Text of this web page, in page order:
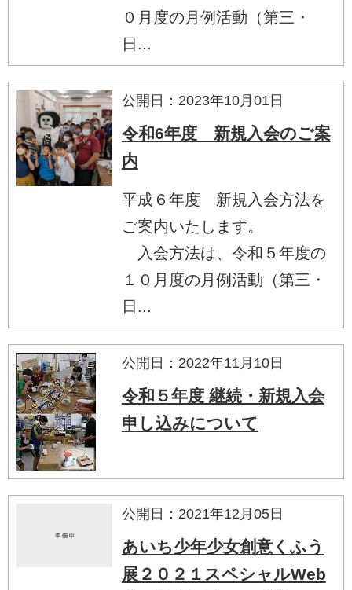
０月度の月例活動（第三・
日...
公開日：2023年10月01日
令和6年度 新規入会のご案
内
平成６年度 新規入会方法を
ご案内いたします。
入会方法は、令和５年度の
１０月度の月例活動（第三・
日...
公開日：2022年11月10日
令和５年度 継続・新規入会
申し込みについて
公開日：2021年12月05日
あいち少年少女創意くふう
展２０２１スペシャルWeb